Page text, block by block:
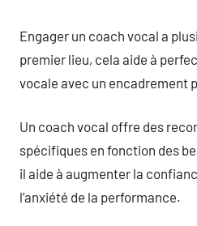
Engager un coach vocal a
premier lieu, cela aide à
vocale avec un encadrement
Un coach vocal offre des
spécifiques en fonction des
il aide à augmenter la
l’anxiété de la performance.